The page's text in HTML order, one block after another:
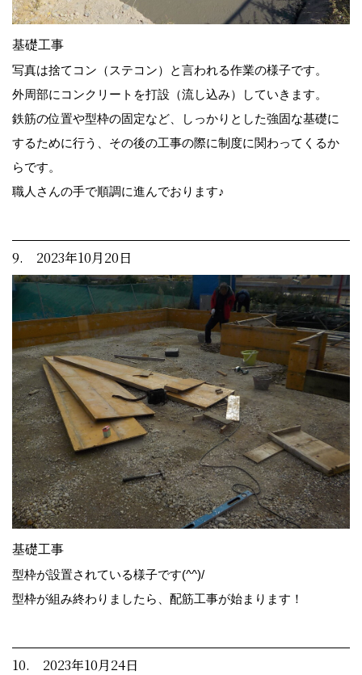
基礎工事
写真は捨てコン（ステコン）と言われる作業の様子です。
外周部にコンクリートを打設（流し込み）していきます。
鉄筋の位置や型枠の固定など、しっかりとした強固な基礎に
するために行う、その後の工事の際に制度に関わってくるか
らです。
職人さんの手で順調に進んでおります♪
9. 2023年10月20日
基礎工事
型枠が設置されている様子です(^^)/
型枠が組み終わりましたら、配筋工事が始まります！
10. 2023年10月24日